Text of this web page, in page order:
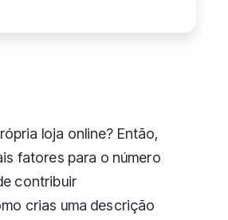
loja online? Então,
fatores para o número
contribuir
crias uma descrição